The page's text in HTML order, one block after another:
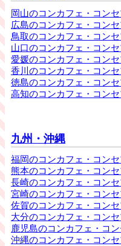
岡山のコンカフェ・コン
広島のコンカフェ・コン
鳥取のコンカフェ・コン
山口のコンカフェ・コン
愛媛のコンカフェ・コン
香川のコンカフェ・コン
徳島のコンカフェ・コン
高知のコンカフェ・コン
九州・沖縄
福岡のコンカフェ・コン
熊本のコンカフェ・コン
長崎のコンカフェ・コン
宮崎のコンカフェ・コン
佐賀のコンカフェ・コン
大分のコンカフェ・コン
鹿児島のコンカフェ・コ
沖縄のコンカフェ・コン